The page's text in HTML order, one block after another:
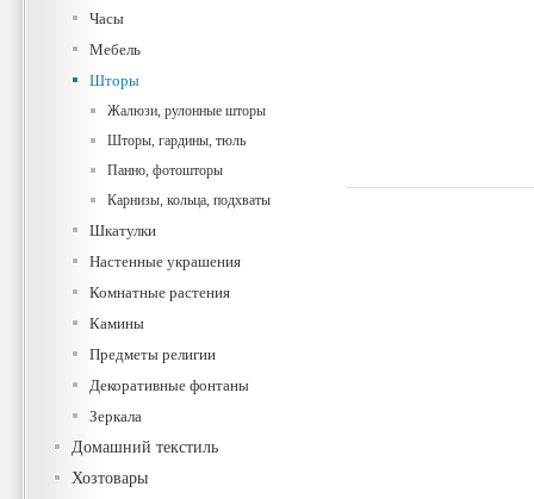
Часы
Мебель
Шторы
Жалюзи, рулонные шторы
Шторы, гардины, тюль
Панно, фотошторы
Карнизы, кольца, подхваты
Шкатулки
Настенные украшения
Комнатные растения
Камины
Предметы религии
Декоративные фонтаны
Зеркала
Домашний текстиль
Хозтовары